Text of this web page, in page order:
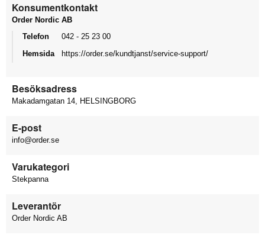
Konsumentkontakt
Order Nordic AB
Telefon
042 - 25 23 00
Hemsida
https://order.se/kundtjanst/service-support/
Besöksadress
Makadamgatan 14, HELSINGBORG
E-post
info@order.se
Varukategori
Stekpanna
Leverantör
Order Nordic AB